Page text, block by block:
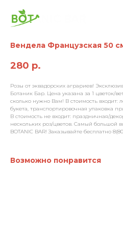
Вендела Французская 50
280 р.
Розы от эквадорских аграриев!
Ботаник Бар. Цена указана за 1 цветок/
сколько нужно Вам! В стоимость входит:
букета, транспортировочная упаковка
В стоимость не входит: праздничная/
нескольких роз/цветов. Самый большой
BOTANIC BAR! Заказывайте бесплатно
Возможно понравится